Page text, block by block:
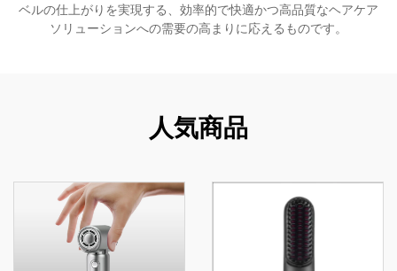
ベルの仕上がりを実現する、効率的で快適かつ高品質なヘアケア
ソリューションへの需要の高まりに応えるものです。
人気商品